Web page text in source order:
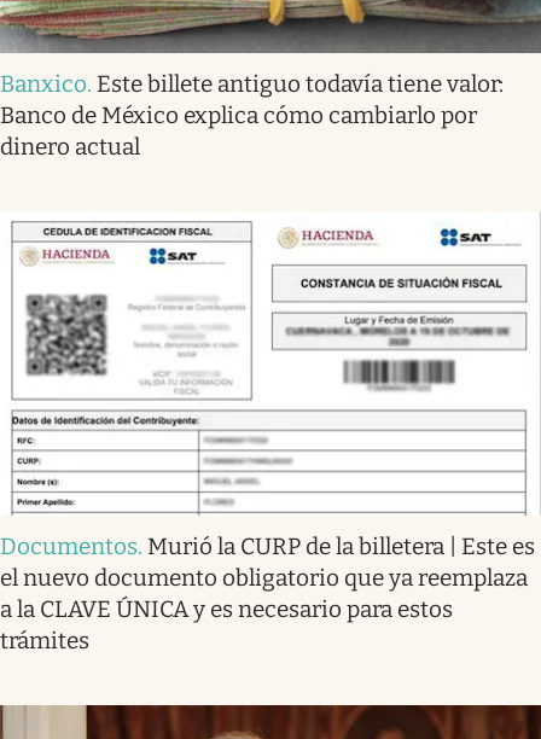
Banxico. Este billete antiguo todavía tiene valor:
Banco de México explica cómo cambiarlo por
dinero actual
Documentos. Murió la CURP de la billetera | Este es
el nuevo documento obligatorio que ya reemplaza
a la CLAVE ÚNICA y es necesario para estos
trámites